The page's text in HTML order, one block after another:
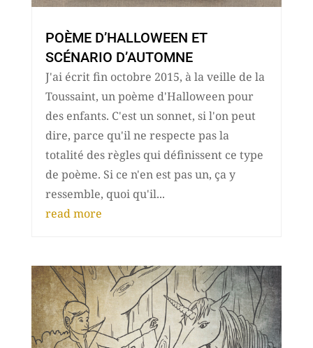
POÈME D’HALLOWEEN ET
SCÉNARIO D’AUTOMNE
J'ai écrit fin octobre 2015, à la veille de la
Toussaint, un poème d'Halloween pour
des enfants. C'est un sonnet, si l'on peut
dire, parce qu'il ne respecte pas la
totalité des règles qui définissent ce type
de poème. Si ce n'en est pas un, ça y
ressemble, quoi qu'il...
read more